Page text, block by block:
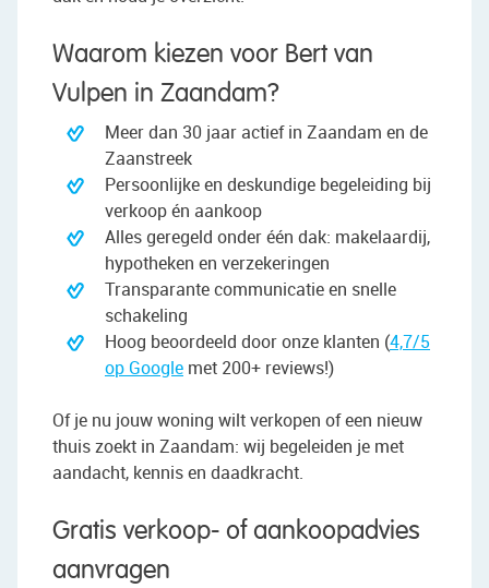
Waarom kiezen voor Bert van
Vulpen in Zaandam?
Meer dan 30 jaar actief in Zaandam en de
Zaanstreek
Persoonlijke en deskundige begeleiding bij
verkoop én aankoop
Alles geregeld onder één dak: makelaardij,
hypotheken en verzekeringen
Transparante communicatie en snelle
schakeling
Hoog beoordeeld door onze klanten (4,7/5
op Google met 200+ reviews!)
Of je nu jouw woning wilt verkopen of een nieuw
thuis zoekt in Zaandam: wij begeleiden je met
aandacht, kennis en daadkracht.
Gratis verkoop- of aankoopadvies
aanvragen